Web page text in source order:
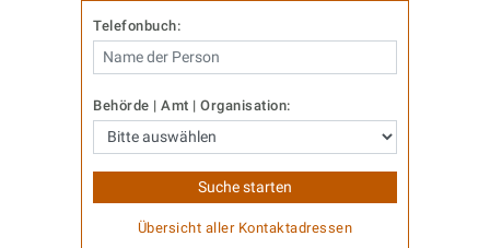
Telefonbuch:
Behörde | Amt | Organisation:
Übersicht aller Kontaktadressen